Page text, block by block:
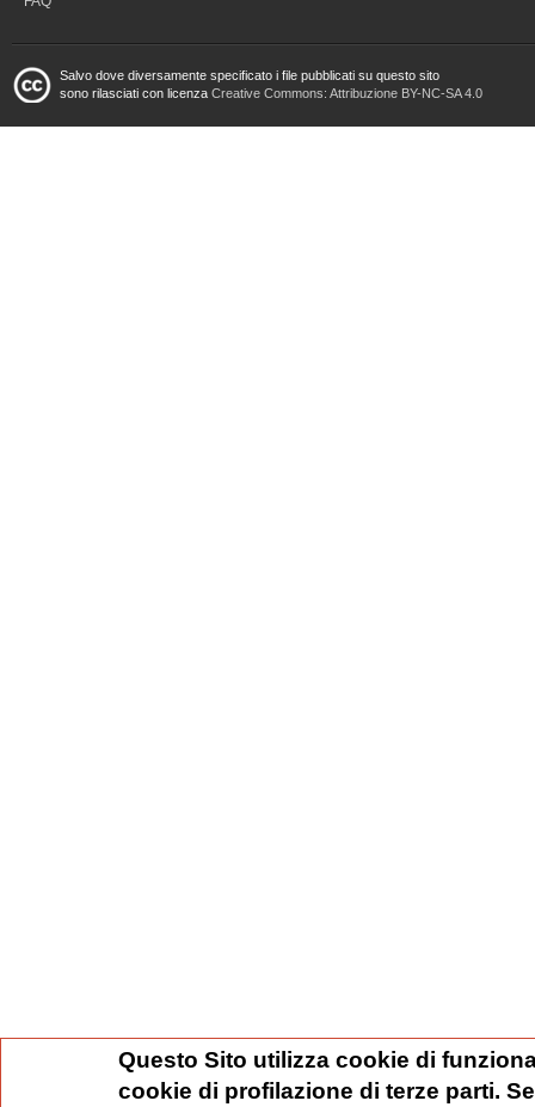
Salvo dove diversamente specificato i file pubblicati su questo sito
sono rilasciati con licenza Creative Commons: Attribuzione BY-NC-SA 4.0
Questo Sito utilizza cookie di
cookie di profilazione di terze parti.